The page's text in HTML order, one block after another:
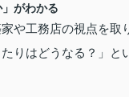
がわかる
や工務店の視点を取
たりはどうなる？」